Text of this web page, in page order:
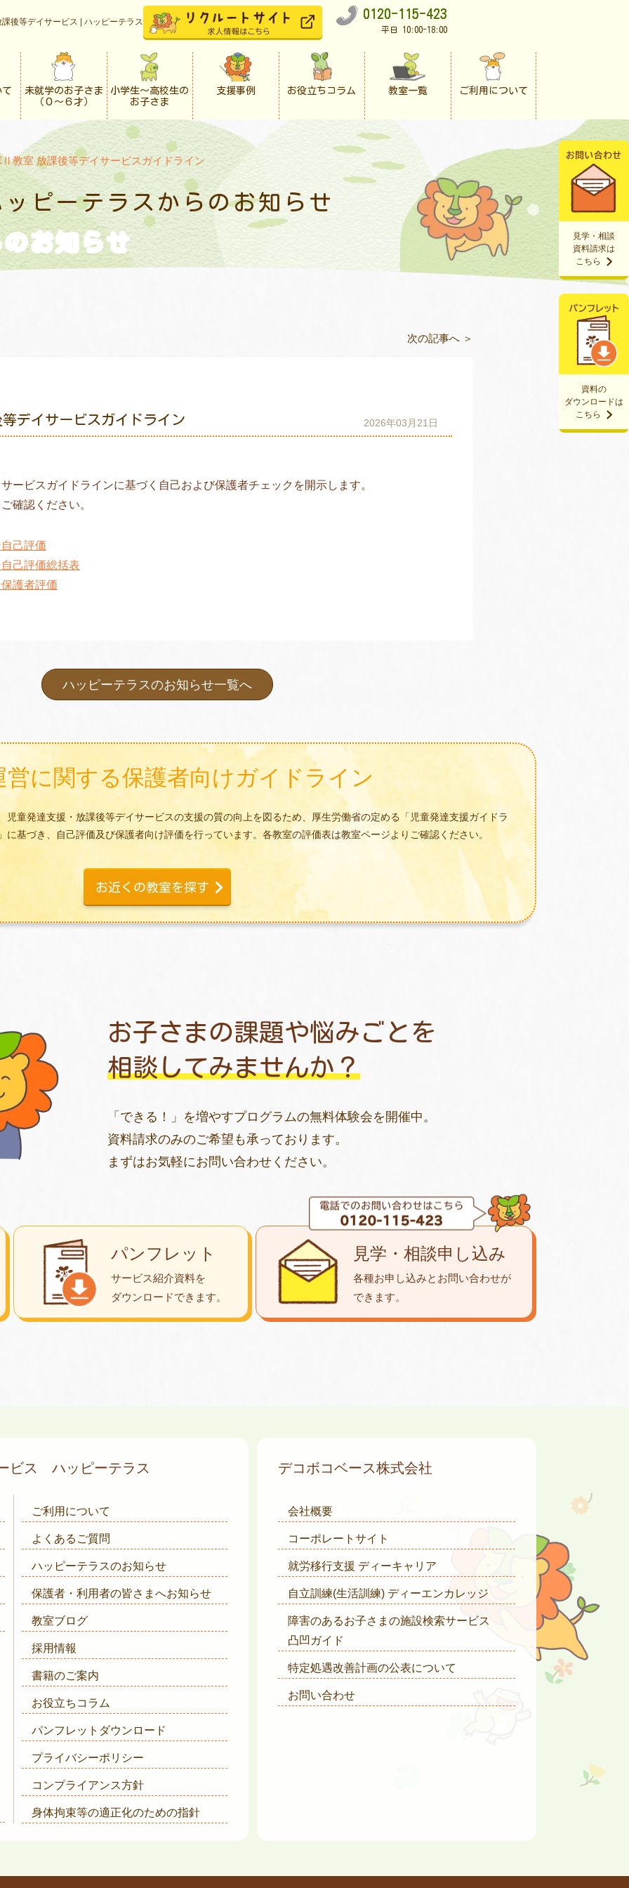
後等デイサービス | ハッピーテラス
0120-115-423
平日 10:00-18:00
て
未就学のお子さま
（０〜６才）
小学生〜高校生の
お子さま
支援事例 お役立ちコラム 教室一覧 ご利用について
資料の
ダウンロードは
こちら
見学・相談
資料請求は
こちら
Ⅱ教室 放課後等デイサービスガイドライン
ッピーテラスからのお知らせ
お知らせ
次の記事へ ＞
デイサービスガイドライン 2026年03月21日
ービスガイドラインに基づく自己および保護者チェックを開示します。
確認ください。
己評価
己評価総括表
護者評価
ハッピーテラスのお知らせ一覧へ
営に関する保護者向けガイドライン
童発達支援・放課後等デイサービスの支援の質の向上を図るため、厚生労働省の定める「児童発達支援ガイドラ
基づき、自己評価及び保護者向け評価を行っています。各教室の評価表は教室ページよりご確認ください。
お子さまの課題や悩みごとを
相談してみませんか？
「できる！」を増やすプログラムの無料体験会を開催中。
資料請求のみのご希望も承っております。
まずはお気軽にお問い合わせください。
パンフレット
サービス紹介資料を
ダウンロードできます。
見学・相談申し込み
各種お申し込みとお問い合わせが
できます。
ビス ハッピーテラス
ご利用について
よくあるご質問
ハッピーテラスのお知らせ
保護者・利用者の皆さまへお知らせ
教室ブログ
採用情報
書籍のご案内
お役立ちコラム
パンフレットダウンロード
プライバシーポリシー
コンプライアンス方針
身体拘束等の適正化のための指針
デコボコベース株式会社
会社概要
コーポレートサイト
就労移行支援 ディーキャリア
自立訓練(生活訓練) ディーエンカレッジ
障害のあるお子さまの施設検索サービス
凸凹ガイド
特定処遇改善計画の公表について
お問い合わせ